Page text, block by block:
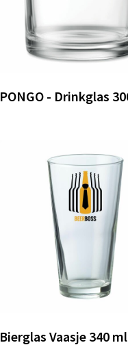
PONGO - Drinkglas
Bierglas Vaasje 340 ml